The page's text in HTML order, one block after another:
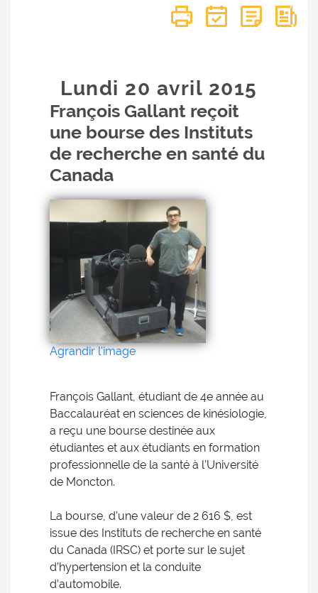
Lundi 20 avril 2015
François Gallant reçoit
une bourse des Instituts
de recherche en santé du
Canada
Agrandir l'image
François Gallant, étudiant de 4e année au
Baccalauréat en sciences de kinésiologie,
a reçu une bourse destinée aux
étudiantes et aux étudiants en formation
professionnelle de la santé à l’Université
de Moncton.
La bourse, d’une valeur de 2 616 $, est
issue des Instituts de recherche en santé
du Canada (IRSC) et porte sur le sujet
d’hypertension et la conduite
d’automobile.